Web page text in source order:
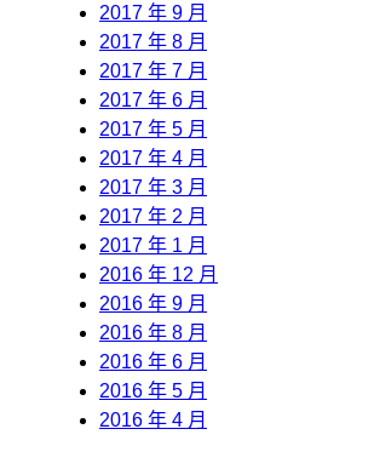
2017 年 9 月
2017 年 8 月
2017 年 7 月
2017 年 6 月
2017 年 5 月
2017 年 4 月
2017 年 3 月
2017 年 2 月
2017 年 1 月
2016 年 12 月
2016 年 9 月
2016 年 8 月
2016 年 6 月
2016 年 5 月
2016 年 4 月